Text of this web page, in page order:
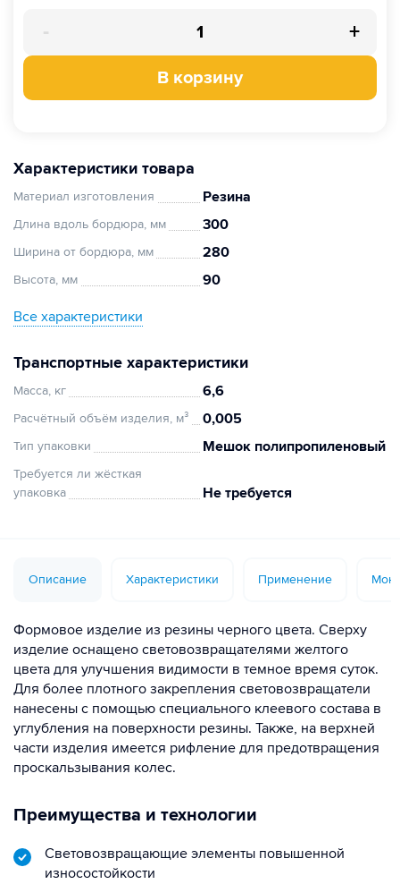
- +
В корзину
Характеристики товара
Материал изготовления Резина
Длина вдоль бордюра, мм 300
Ширина от бордюра, мм 280
Высота, мм 90
Все характеристики
Транспортные характеристики
Масса, кг 6,6
Расчётный объём изделия, м³ 0,005
Тип упаковки Мешок полипропиленовый
Требуется ли жёсткая
упаковка
Не требуется
Описание Характеристики Применение
Формовое изделие из резины черного цвета. Сверху
изделие оснащено световозвращателями желтого
цвета для улучшения видимости в темное время суток.
Для более плотного закрепления световозвращатели
нанесены с помощью специального клеевого состава в
углубления на поверхности резины. Также, на верхней
части изделия имеется рифление для предотвращения
проскальзывания колес.
Преимущества и технологии
Световозвращающие элементы повышенной
износостойкости